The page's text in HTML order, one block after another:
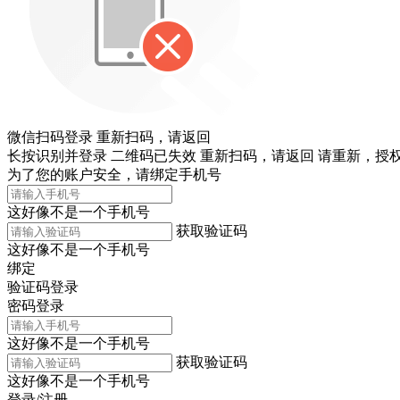
微信扫码登录 重新扫码， 请返回
长按识别并登录 二维码已失效 重新扫码， 请返回 请重新， 授
为了您的账户安全，请绑定手机号
这好像不是一个手机号
获取验证码
这好像不是一个手机号
绑定
验证码登录
密码登录
这好像不是一个手机号
获取验证码
这好像不是一个手机号